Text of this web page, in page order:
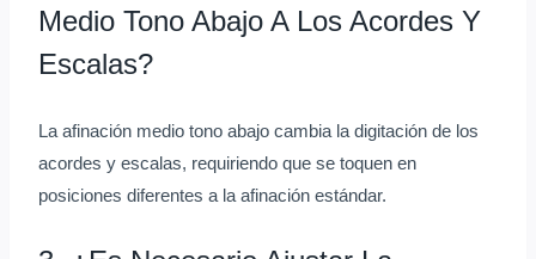
Medio Tono Abajo A Los Acordes Y
Escalas?
La afinación medio tono abajo cambia la digitación de los
acordes y escalas, requiriendo que se toquen en
posiciones diferentes a la afinación estándar.